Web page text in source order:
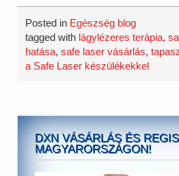
Posted in Egészség blog
tagged with lágylézeres terápia,
hatása,safe laser vásárlás,
a Safe Laser készülékekkel
DXN VÁSÁRLÁS ÉS
MAGYARORSZÁGON!